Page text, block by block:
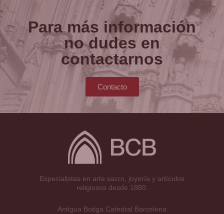
Para más información
no dudes en
contactarnos
Contacto
Especialistas en arte sacro, joyería y artículos
religiosos desde 1880.
Antigua Botiga Catedral Barcelona